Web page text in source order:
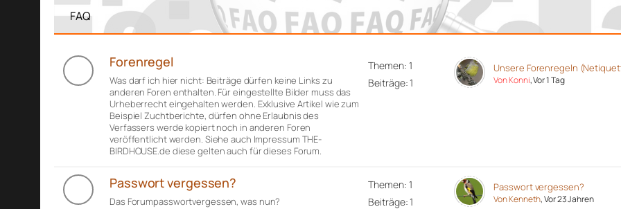
FAQ
Forenregel
Was darf ich hier nicht: Beiträge dürfen keine Links zu
anderen Foren enthalten. Für eingestellte Bilder muss das
Urheberrecht eingehalten werden. Exklusive Artikel wie zum
Beispiel Zuchtberichte, dürfen ohne Erlaubnis des
Verfassers werde kopiert noch in anderen Foren
veröffentlicht werden. Siehe auch Impressum THE-
BIRDHOUSE.de diese gelten auch für dieses Forum.
Themen: 1
Beiträge: 1
Unsere Forenregeln
Von Konni, Vor 1 Tag
Passwort vergessen?
Das Forumpasswortvergessen, was nun?
Themen: 1
Beiträge: 1
Passwort vergessen?
Von Kenneth, Vor 23 Jahren